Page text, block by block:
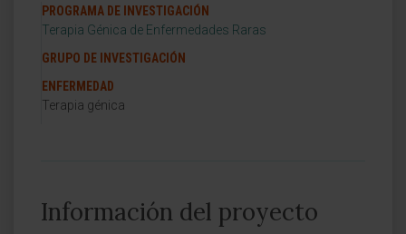
PROGRAMA DE INVESTIGACIÓN
Terapia Génica de Enfermedades Raras
GRUPO DE INVESTIGACIÓN
ENFERMEDAD
Terapia génica
Información del proyecto